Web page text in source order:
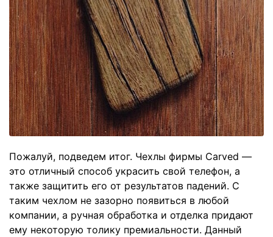
Пожалуй, подведем итог. Чехлы фирмы Carved —
это отличный способ украсить свой телефон, а
также защитить его от результатов падений. С
таким чехлом не зазорно появиться в любой
компании, а ручная обработка и отделка придают
ему некоторую толику премиальности. Данный